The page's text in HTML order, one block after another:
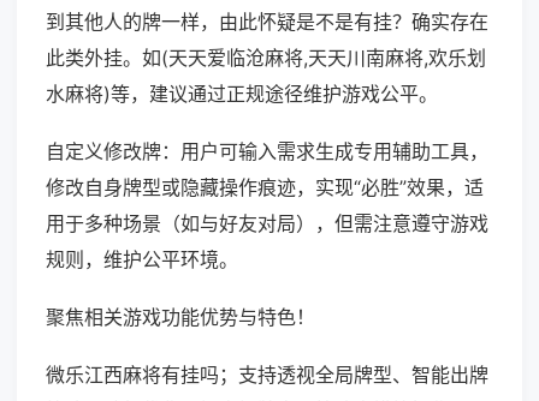
到其他人的牌一样，由此怀疑是不是有挂？确实存在
此类外挂。如(天天爱临沧麻将,天天川南麻将,欢乐划
水麻将)等，建议通过正规途径维护游戏公平。
自定义修改牌：用户可输入需求生成专用辅助工具，
修改自身牌型或隐藏操作痕迹，实现“必胜”效果，适
用于多种场景（如与好友对局），但需注意遵守游戏
规则，维护公平环境。
聚焦相关游戏功能优势与特色！
微乐江西麻将有挂吗；支持透视全局牌型、智能出牌